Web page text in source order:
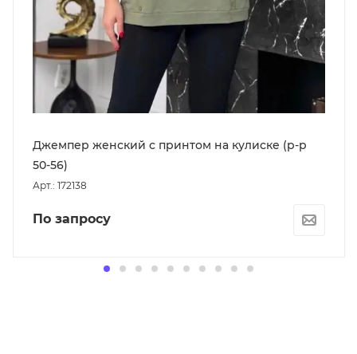
Джемпер женский с принтом на кулиске (р-р
50-56)
Арт.: 172138
По запросу